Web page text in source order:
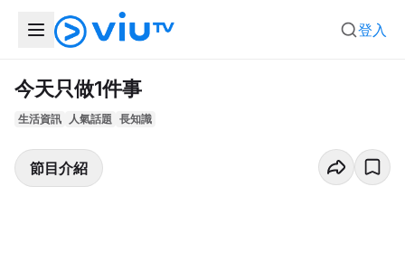
登入
今天只做1件事
生活資訊 人氣話題 長知識
節目介紹